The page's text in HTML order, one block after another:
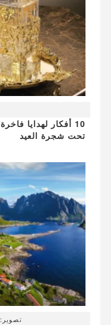
تحت شجرة العيد
تصوير: edition.cnn.com